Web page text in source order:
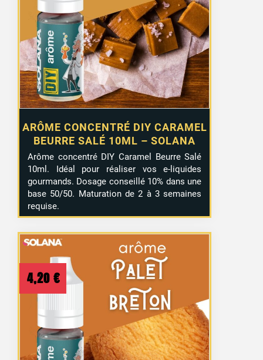
ARÔME CONCENTRÉ DIY CARAMEL
BEURRE SALÉ 10ML – SOLANA
Arôme concentré DIY Caramel Beurre Salé
10ml. Idéal pour réaliser vos e-liquides
gourmands. Dosage conseillé 10% dans une
base 50/50. Maturation de 2 à 3 semaines
requise.
4,20 €